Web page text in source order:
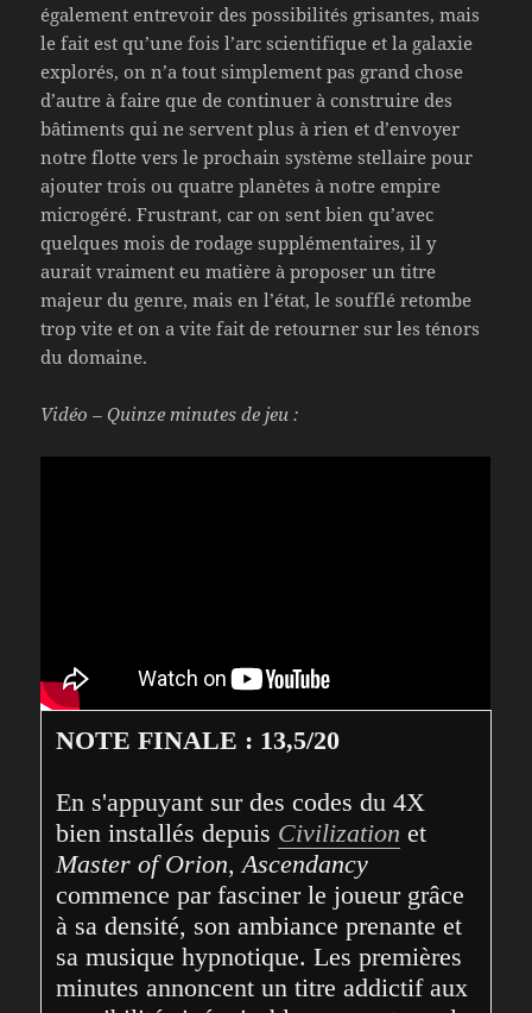
également entrevoir des possibilités grisantes, mais
le fait est qu’une fois l’arc scientifique et la galaxie
explorés, on n’a tout simplement pas grand chose
d’autre à faire que de continuer à construire des
bâtiments qui ne servent plus à rien et d’envoyer
notre flotte vers le prochain système stellaire pour
ajouter trois ou quatre planètes à notre empire
microgéré. Frustrant, car on sent bien qu’avec
quelques mois de rodage supplémentaires, il y
aurait vraiment eu matière à proposer un titre
majeur du genre, mais en l’état, le soufflé retombe
trop vite et on a vite fait de retourner sur les ténors
du domaine.
Vidéo – Quinze minutes de jeu :
NOTE FINALE : 13,5/20
En s'appuyant sur des codes du 4X
bien installés depuis Civilization
Master of Orion, Ascendancy
commence par fasciner le joueur grâce
à sa densité, son ambiance prenante et
sa musique hypnotique. Les premières
minutes annoncent un titre addictif aux